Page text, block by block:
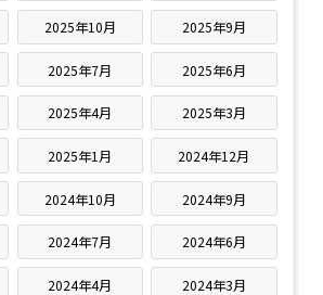
2025年10月 2025年9月
2025年7月 2025年6月
2025年4月 2025年3月
2025年1月 2024年12月
2024年10月 2024年9月
2024年7月 2024年6月
2024年4月 2024年3月